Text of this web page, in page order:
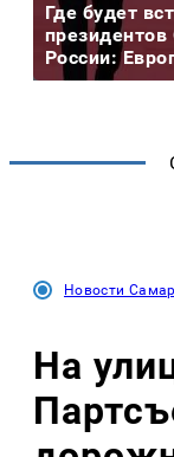
Где будет
России:
Новости
На